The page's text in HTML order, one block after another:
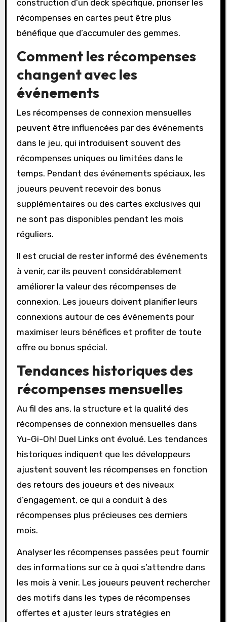
construction d’un deck spécifique, prioriser les
récompenses en cartes peut être plus
bénéfique que d’accumuler des gemmes.
Comment les récompenses
changent avec les
événements
Les récompenses de connexion mensuelles
peuvent être influencées par des événements
dans le jeu, qui introduisent souvent des
récompenses uniques ou limitées dans le
temps. Pendant des événements spéciaux, les
joueurs peuvent recevoir des bonus
supplémentaires ou des cartes exclusives qui
ne sont pas disponibles pendant les mois
réguliers.
Il est crucial de rester informé des événements
à venir, car ils peuvent considérablement
améliorer la valeur des récompenses de
connexion. Les joueurs doivent planifier leurs
connexions autour de ces événements pour
maximiser leurs bénéfices et profiter de toute
offre ou bonus spécial.
Tendances historiques des
récompenses mensuelles
Au fil des ans, la structure et la qualité des
récompenses de connexion mensuelles dans
Yu-Gi-Oh! Duel Links ont évolué. Les tendances
historiques indiquent que les développeurs
ajustent souvent les récompenses en fonction
des retours des joueurs et des niveaux
d’engagement, ce qui a conduit à des
récompenses plus précieuses ces derniers
mois.
Analyser les récompenses passées peut fournir
des informations sur ce à quoi s’attendre dans
les mois à venir. Les joueurs peuvent rechercher
des motifs dans les types de récompenses
offertes et ajuster leurs stratégies en